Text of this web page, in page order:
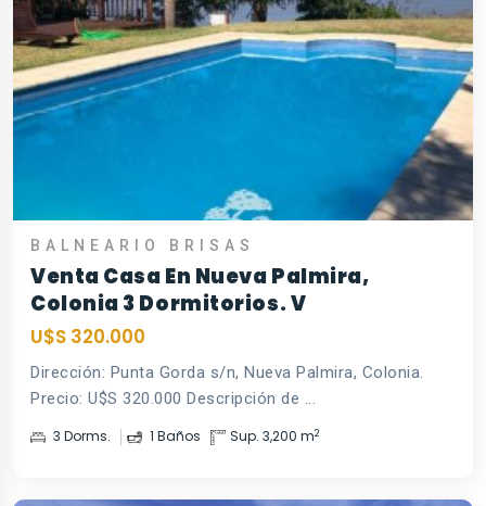
BALNEARIO BRISAS
Venta Casa En Nueva Palmira,
Colonia 3 Dormitorios. V
U$S 320.000
Dirección: Punta Gorda s/n, Nueva Palmira, Colonia.
Precio: U$S 320.000 Descripción de ...
3 Dorms. 1 Baños Sup. 3,200 m2